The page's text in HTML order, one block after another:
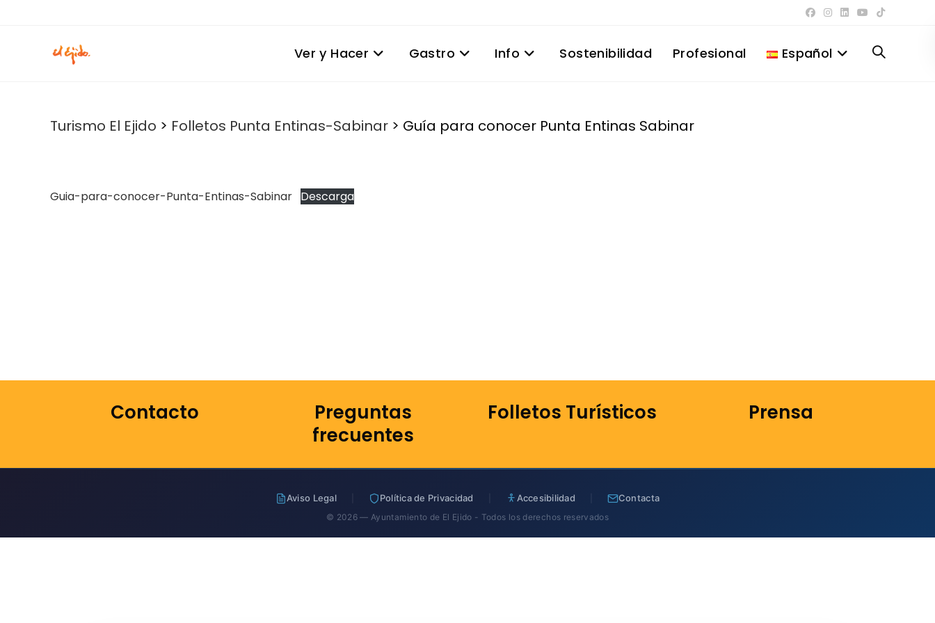
Ver y Hacer Gastro Info Sostenibilidad Profesional Español Alternar
Turismo El Ejido > Folletos Punta Entinas-Sabinar > Guía para conocer Punta Entinas Sabinar
Guia-para-conocer-Punta-Entinas-Sabinar Descarga
Contacto
Preguntas
frecuentes
Folletos Turísticos Prensa
Aviso Legal Política de Privacidad Accesibilidad Contacta
© 2026 — Ayuntamiento de El Ejido - Todos los derechos reservados